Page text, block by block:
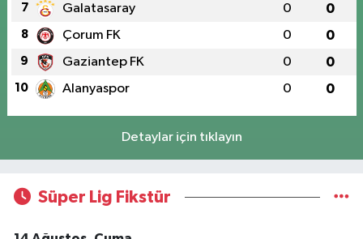
7 Galatasaray 0 0
8 Çorum FK 0 0
9 Gaziantep FK 0 0
10 Alanyaspor 0 0
Detaylar için tıklayın
Süper Lig Fikstür